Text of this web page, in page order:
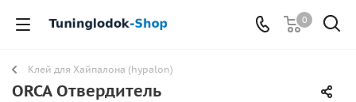
0
Клей для Хайпалона (hypalon)
ORCA Отвердитель